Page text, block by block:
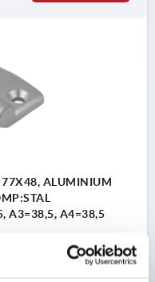
ALUMINIUM
A3=38,5, A4=38,5